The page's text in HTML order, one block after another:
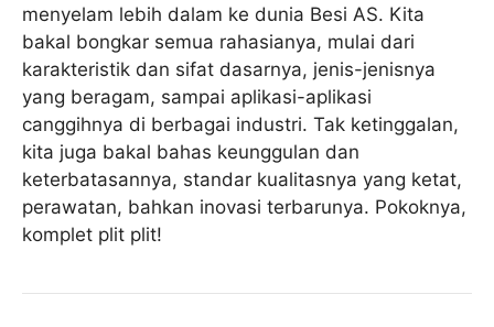
menyelam lebih dalam ke dunia Besi AS. Kita
bakal bongkar semua rahasianya, mulai dari
karakteristik dan sifat dasarnya, jenis-jenisnya
yang beragam, sampai aplikasi-aplikasi
canggihnya di berbagai industri. Tak ketinggalan,
kita juga bakal bahas keunggulan dan
keterbatasannya, standar kualitasnya yang ketat,
perawatan, bahkan inovasi terbarunya. Pokoknya,
komplet plit plit!